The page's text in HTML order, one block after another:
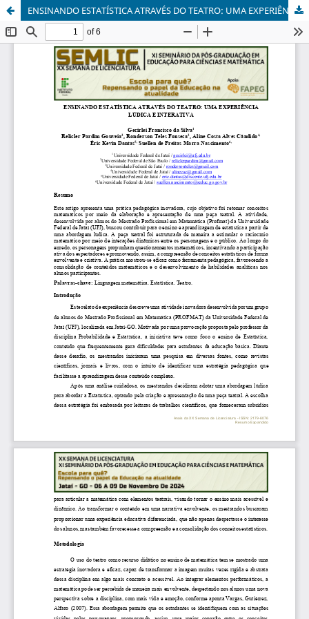
ENSINANDO ESTATÍSTICA ATRAVÉS DO TEATRO: UMA EXPERIÊNCIA LÚDICA E INTERATIVA